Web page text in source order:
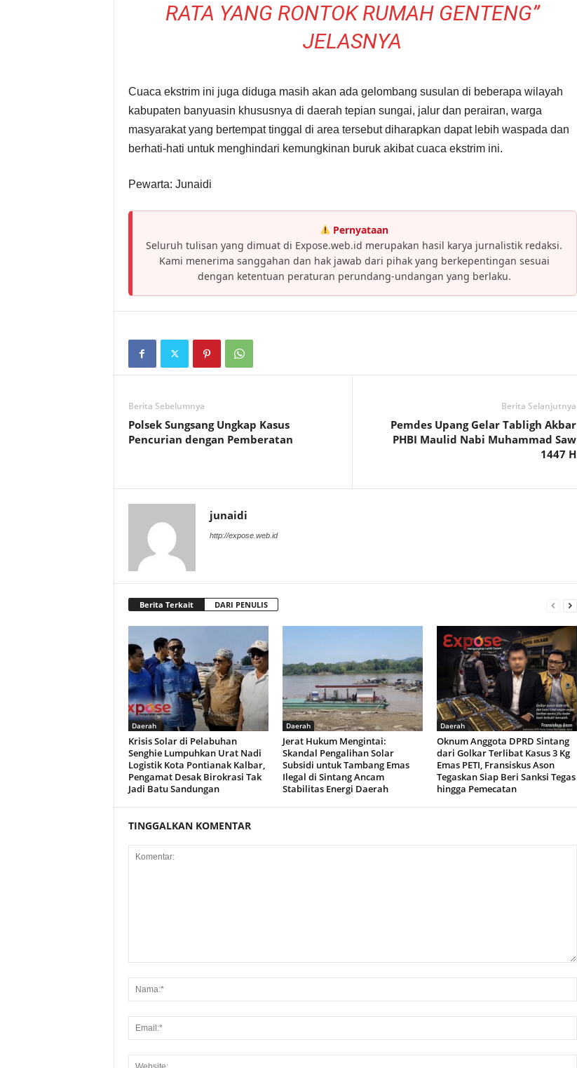
RATA YANG RONTOK RUMAH GENTENG”
JELASNYA
Cuaca ekstrim ini juga diduga masih akan ada gelombang susulan di beberapa wilayah
kabupaten banyuasin khususnya di daerah tepian sungai, jalur dan perairan, warga
masyarakat yang bertempat tinggal di area tersebut diharapkan dapat lebih waspada dan
berhati-hati untuk menghindari kemungkinan buruk akibat cuaca ekstrim ini.
Pewarta: Junaidi
Pernyataan
Seluruh tulisan yang dimuat di Expose.web.id merupakan hasil karya jurnalistik redaksi.
Kami menerima sanggahan dan hak jawab dari pihak yang berkepentingan sesuai
dengan ketentuan peraturan perundang-undangan yang berlaku.
Berita Sebelumnya
Polsek Sungsang Ungkap Kasus
Pencurian dengan Pemberatan
Berita Selanjutnya
Pemdes Upang Gelar Tabligh Akbar
PHBI Maulid Nabi Muhammad Saw
1447 H
junaidi
http://expose.web.id
Berita Terkait DARI PENULIS
Daerah
Krisis Solar di Pelabuhan
Senghie Lumpuhkan Urat Nadi
Logistik Kota Pontianak Kalbar,
Pengamat Desak Birokrasi Tak
Jadi Batu Sandungan
Daerah
Jerat Hukum Mengintai:
Skandal Pengalihan Solar
Subsidi untuk Tambang Emas
Ilegal di Sintang Ancam
Stabilitas Energi Daerah
Daerah
Oknum Anggota DPRD Sintang
dari Golkar Terlibat Kasus 3 Kg
Emas PETI, Fransiskus Ason
Tegaskan Siap Beri Sanksi Tegas
hingga Pemecatan
TINGGALKAN KOMENTAR